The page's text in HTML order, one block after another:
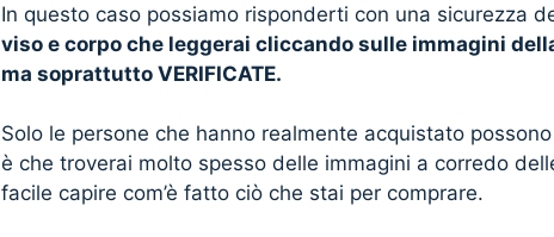
In questo caso possiamo risponderti con una sicurezza
viso e corpo che leggerai cliccando sulle immagini
ma soprattutto VERIFICATE.
Solo le persone che hanno realmente acquistato
è che troverai molto spesso delle immagini a corredo
facile capire com’è fatto ciò che stai per comprare.